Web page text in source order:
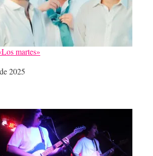
martes»
2025